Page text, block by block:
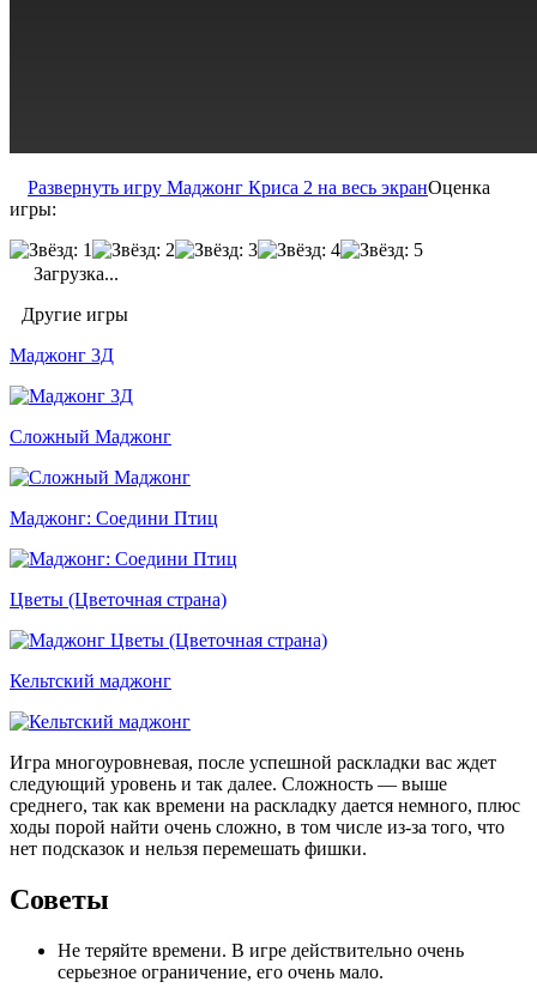
Развернуть игру Маджонг Криса 2 на весь экранОценка
игры:
Загрузка...
Другие игры
Маджонг 3Д
Сложный Маджонг
Маджонг: Соедини Птиц
Цветы (Цветочная страна)
Кельтский маджонг
Игра многоуровневая, после успешной раскладки вас ждет
следующий уровень и так далее. Сложность — выше
среднего, так как времени на раскладку дается немного, плюс
ходы порой найти очень сложно, в том числе из-за того, что
нет подсказок и нельзя перемешать фишки.
Советы
Не теряйте времени. В игре действительно очень
серьезное ограничение, его очень мало.